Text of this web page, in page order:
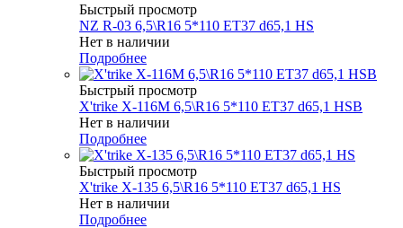
Быстрый просмотр
NZ R-03 6,5\R16 5*110 ET37 d65,1 HS
Нет в наличии
Подробнее
Быстрый просмотр
X'trike X-116М 6,5\R16 5*110 ET37 d65,1 HSB
Нет в наличии
Подробнее
Быстрый просмотр
X'trike X-135 6,5\R16 5*110 ET37 d65,1 HS
Нет в наличии
Подробнее